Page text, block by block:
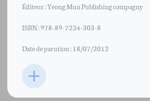
Éditeur : Yeong Mun Publishing compagny
ISBN : 978-89-7224-303-8
Date de parution : 18/07/2012